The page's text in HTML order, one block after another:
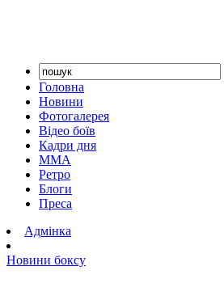
Головна
Новини
Фотогалерея
Відео боїв
Кадри дня
ММА
Ретро
Блоги
Преса
Адмінка
Новини боксу